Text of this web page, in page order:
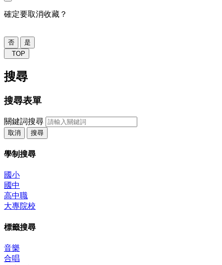
確定要取消收藏？
否
是
TOP
搜尋
搜尋表單
關鍵詞搜尋
取消 搜尋
學制搜尋
國小
國中
高中職
大專院校
標籤搜尋
音樂
合唱